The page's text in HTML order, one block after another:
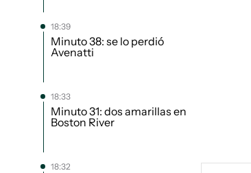
18:39
Minuto 38: se lo perdió
Avenatti
18:33
Minuto 31: dos amarillas en
Boston River
18:32